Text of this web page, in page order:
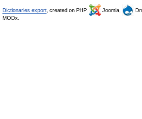
Dictionaries export , created on PHP, Joomla,
MODx.